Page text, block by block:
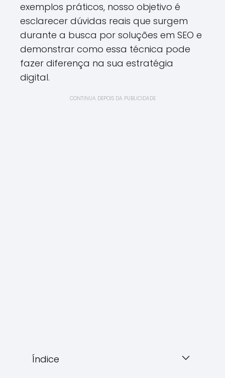
exemplos práticos, nosso objetivo é
esclarecer dúvidas reais que surgem
durante a busca por soluções em SEO e
demonstrar como essa técnica pode
fazer diferença na sua estratégia
digital.
CONTINUA DEPOIS DA PUBLICIDADE
Índice